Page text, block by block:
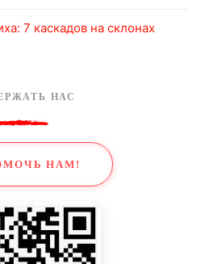
7 каскадов на склонах
НАС
НАМ!